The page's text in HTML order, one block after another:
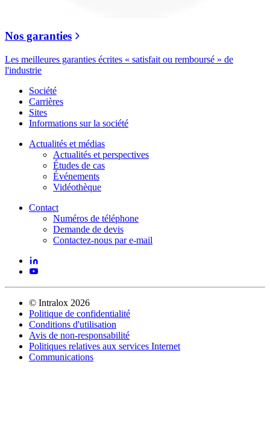
Nos garanties
Les meilleures garanties écrites « satisfait ou remboursé » de
l'industrie
Société
Carrières
Sites
Informations sur la société
Actualités et médias
Actualités et perspectives
Études de cas
Événements
Vidéothèque
Contact
Numéros de téléphone
Demande de devis
Contactez-nous par e-mail
© Intralox 2026
Politique de confidentialité
Conditions d'utilisation
Avis de non-responsabilité
Politiques relatives aux services Internet
Communications